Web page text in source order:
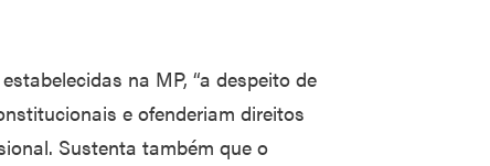
na MP, “a despeito de
e ofenderiam direitos
Sustenta também que o